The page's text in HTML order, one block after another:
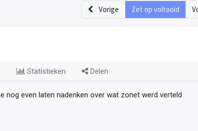
Vorige Zet op voltooid
Statistieken Delen
nog even laten nadenken over wat zonet werd verteld